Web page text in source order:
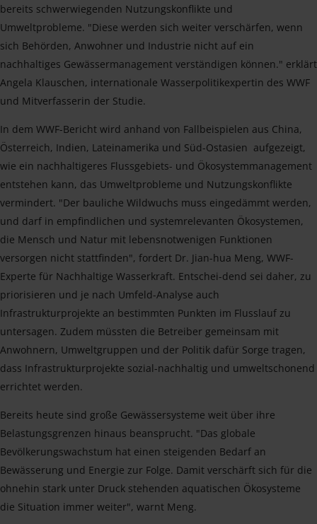
bereits schwerwiegenden Nutzungskonflikte und
Umweltprobleme. "Diese werden sich weiter verschärfen, wenn
sich Behörden, Anwohner und Industrie nicht auf ein
nachhaltiges Gewässermanagement verständigen können." erklärt
Angela Klauschen, internationale Wasserpolitikexpertin des WWF
und Mitverfasserin der Studie.
In dem WWF-Bericht wird anhand von Fallbeispielen aus China,
Österreich, Indien, Lateinamerika und Süd-Ostasien aufgezeigt,
wie ein nachhaltigeres Flussgebiets- und Ökosystemmanagement
entstehen kann, das Umweltprobleme und Nutzungskonflikte
vermindert. "Der bauliche Wildwuchs muss eingedämmt werden,
und darf in empfindlichen und systemrelevanten Ökosystemen,
die Mensch und Natur mit lebensnotwenigen Funktionen
versorgen nicht stattfinden", fordert Dr. Jian-hua Meng, WWF-
Experte für Nachhaltige Wasserkraft. Entschei-dend sei daher, zu
priorisieren und je nach Umfeld-Analyse auch
Infrastrukturprojekte an bestimmten Punkten im Flusslauf zu
untersagen. Zudem müssten die Betreiber gemeinsam mit
Anwohnern, Umweltgruppen und der Politik dafür Sorge tragen,
dass Infrastrukturprojekte sozial-nachhaltig und umweltschonend
errichtet werden.
Bereits heute sind große Gewässersysteme weit über ihre
Belastungsgrenzen hinaus beansprucht. "Das globale
Bevölkerungswachstum hat einen steigenden Bedarf an
Bewässerung und Energie zur Folge. Damit verschärft sich für die
ohnehin stark unter Druck stehenden aquatischen Ökosysteme
die Situation immer weiter", warnt Meng.